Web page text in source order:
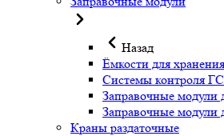
Назад
Ёмкости для
Системы контроля
Заправочные модули
Заправочные модули
Краны раздаточные